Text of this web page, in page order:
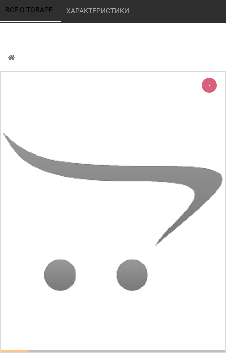
ВСЕ О ТОВАРЕ ХАРАКТЕРИСТИКИ
-